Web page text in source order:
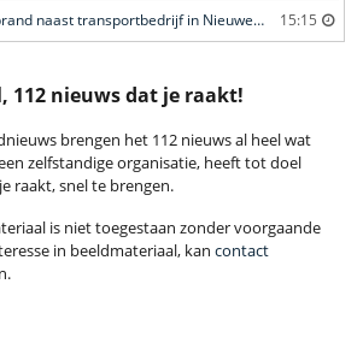
Groot stuk gras in brand naast transportbedrijf in Nieuwegein 15:15
112 nieuws dat je raakt!
brengen het 112 nieuws al heel wat
zelfstandige organisatie, heeft tot doel
raakt, snel te brengen.
is niet toegestaan zonder voorgaande
in beeldmateriaal, kan contact